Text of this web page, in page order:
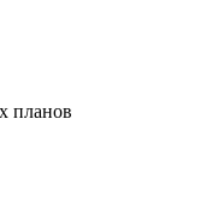
планов